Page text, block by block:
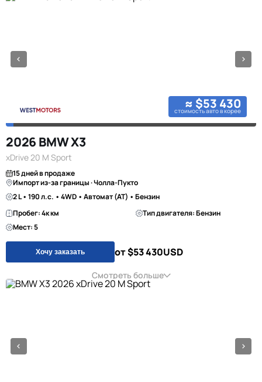
≈ $53 430
стоимость авто в корее
2026 BMW X3
xDrive 20 M Sport
15 дней в продаже
Импорт из-за границы · Чолла-Пукто
2 L • 190 л.с. • 4WD • Автомат (AT) • Бензин
Пробег: 4к км
Тип двигателя: Бензин
Мест: 5
Хочу заказать от $53 430USD
Смотреть больше